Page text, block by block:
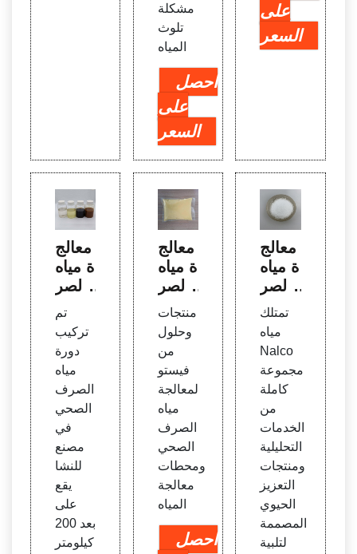
مشكلة
تلوث
المياه
احصل
على
السعر
على
السعر
معالج
ة مياه
الصر
ف ال
صحي
بإنتاج
الغاز ا
لحيو
ي، م
صر
تم
تركيب
دورة
مياه
الصرف
الصحي
في
مصنع
للنشا
يقع
على
بعد 200
كيلومتر
معالج
ة مياه
الصر
ف ال
صحي
| في
ستو م
صر
منتجات
وحلول
من
فيستو
لمعالجة
مياه
الصرف
الصحي
ومحطات
معالجة
المياه
احصل
معالج
ة مياه
الصر
ف ال
صحي
تمتلك
مياه
Nalco
مجموعة
كاملة
من
الخدمات
التحليلية
ومنتجات
التعزيز
الحيوي
المصممة
لتلبية